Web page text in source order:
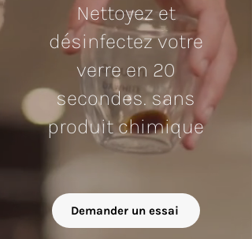
Nettoyez et
désinfectez votre
verre en 20
secondes. sans
produit chimique
Demander un essai